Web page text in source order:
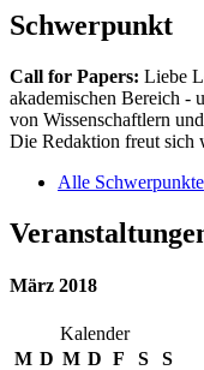
Schwerpunkt
Call for Papers: Liebe
akademischen Bereich -
von Wissenschaftlern
Die Redaktion freut sich
Alle Schwerpunkte
März 2018
Kalender
M D M D F S
S